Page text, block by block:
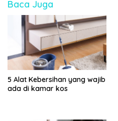
Baca Juga
5 Alat Kebersihan yang wajib
ada di kamar kos